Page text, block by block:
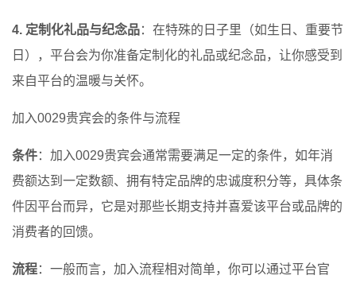
4. 定制化礼品与纪念品：在特殊的日子里（如生日、重要节
日），平台会为你准备定制化的礼品或纪念品，让你感受到
来自平台的温暖与关怀。
加入0029贵宾会的条件与流程
条件：加入0029贵宾会通常需要满足一定的条件，如年消
费额达到一定数额、拥有特定品牌的忠诚度积分等，具体条
件因平台而异，它是对那些长期支持并喜爱该平台或品牌的
消费者的回馈。
流程：一般而言，加入流程相对简单，你可以通过平台官